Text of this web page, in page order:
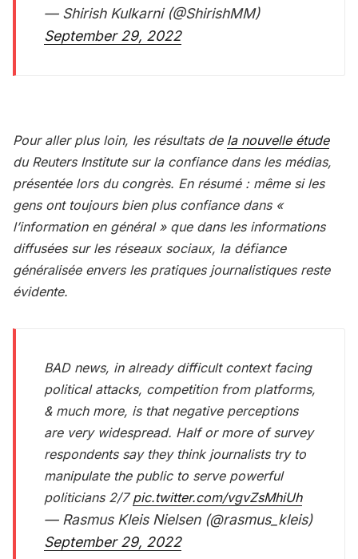
— Shirish Kulkarni (@ShirishMM)
September 29, 2022
Pour aller plus loin, les résultats de la nouvelle étude
du Reuters Institute sur la confiance dans les médias,
présentée lors du congrès. En résumé : même si les
gens ont toujours bien plus confiance dans «
l’information en général » que dans les informations
diffusées sur les réseaux sociaux, la défiance
généralisée envers les pratiques journalistiques reste
évidente.
BAD news, in already difficult context facing
political attacks, competition from platforms,
& much more, is that negative perceptions
are very widespread. Half or more of survey
respondents say they think journalists try to
manipulate the public to serve powerful
politicians 2/7 pic.twitter.com/vgvZsMhiUh
— Rasmus Kleis Nielsen (@rasmus_kleis)
September 29, 2022